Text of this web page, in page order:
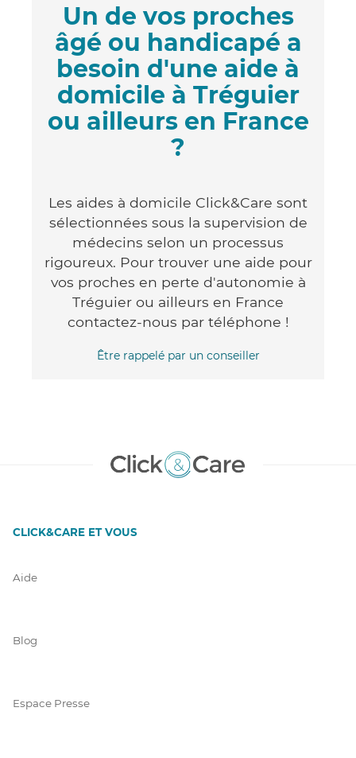
Un de vos proches
âgé ou handicapé a
besoin d'une aide à
domicile à Tréguier
ou ailleurs en France
?
Les aides à domicile Click&Care sont
sélectionnées sous la supervision de
médecins selon un processus
rigoureux. Pour trouver une aide pour
vos proches en perte d'autonomie à
Tréguier ou ailleurs en France
contactez-nous par téléphone !
Être rappelé par un conseiller
CLICK&CARE ET VOUS
Aide
Blog
Espace Presse